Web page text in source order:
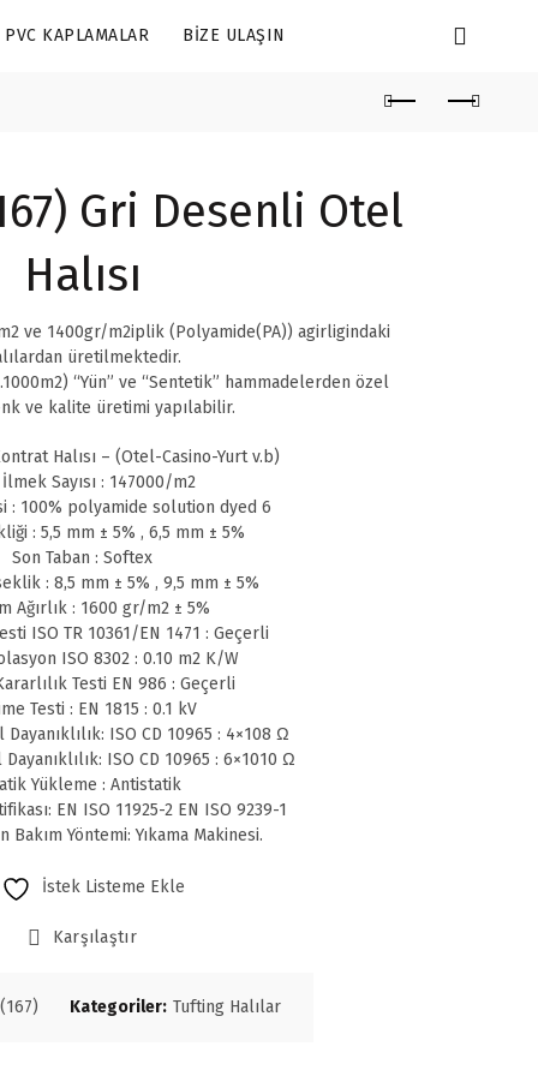
PVC KAPLAMALAR BIZE ULAŞIN
Gri Desenli Otel
Halısı
ve 1400gr/m2iplik (Polyamide(PA)) agirligindaki
üretilmektedir.
“Yün” ve “Sentetik” hammadelerden özel
ve kalite üretimi yapılabilir.
Halısı – (Otel-Casino-Yurt v.b)
Sayısı : 147000/m2
: 100% polyamide solution dyed 6
: 5,5 mm ± 5% , 6,5 mm ± 5%
Son Taban : Softex
: 8,5 mm ± 5% , 9,5 mm ± 5%
Ağırlık : 1600 gr/m2 ± 5%
ISO TR 10361/EN 1471 : Geçerli
ISO 8302 : 0.10 m2 K/W
Testi EN 986 : Geçerli
Testi : EN 1815 : 0.1 kV
ISO CD 10965 : 4×108 Ω
ISO CD 10965 : 6×1010 Ω
Yükleme : Antistatik
EN ISO 11925-2 EN ISO 9239-1
Bakım Yöntemi: Yıkama Makinesi.
İstek Listeme Ekle
Karşılaştır
Kategoriler: Tufting Halılar